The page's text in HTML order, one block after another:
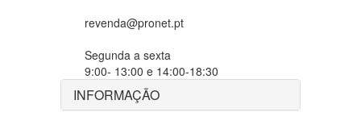
revenda@pronet.pt
Segunda a sexta
9:00- 13:00 e 14:00-18:30
INFORMAÇÃO